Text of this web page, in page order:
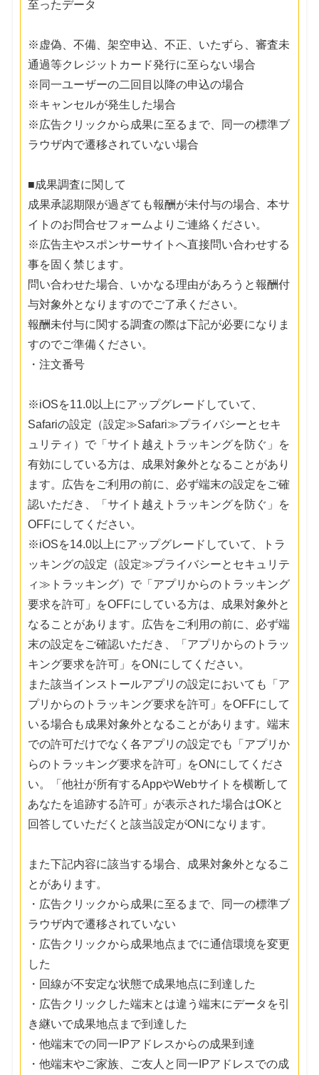
至ったデータ
※虚偽、不備、架空申込、不正、いたずら、審査未
通過等クレジットカード発行に至らない場合
※同一ユーザーの二回目以降の申込の場合
※キャンセルが発生した場合
※広告クリックから成果に至るまで、同一の標準ブ
ラウザ内で遷移されていない場合
■成果調査に関して
成果承認期限が過ぎても報酬が未付与の場合、本サ
イトのお問合せフォームよりご連絡ください。
※広告主やスポンサーサイトへ直接問い合わせする
事を固く禁じます。
問い合わせた場合、いかなる理由があろうと報酬付
与対象外となりますのでご了承ください。
報酬未付与に関する調査の際は下記が必要になりま
すのでご準備ください。
・注文番号
※iOSを11.0以上にアップグレードしていて、
Safariの設定（設定≫Safari≫プライバシーとセキ
ュリティ）で「サイト越えトラッキングを防ぐ」を
有効にしている方は、成果対象外となることがあり
ます。広告をご利用の前に、必ず端末の設定をご確
認いただき、「サイト越えトラッキングを防ぐ」を
OFFにしてください。
※iOSを14.0以上にアップグレードしていて、トラ
ッキングの設定（設定≫プライバシーとセキュリテ
ィ≫トラッキング）で「アプリからのトラッキング
要求を許可」をOFFにしている方は、成果対象外と
なることがあります。広告をご利用の前に、必ず端
末の設定をご確認いただき、「アプリからのトラッ
キング要求を許可」をONにしてください。
また該当インストールアプリの設定においても「ア
プリからのトラッキング要求を許可」をOFFにして
いる場合も成果対象外となることがあります。端末
での許可だけでなく各アプリの設定でも「アプリか
らのトラッキング要求を許可」をONにしてくださ
い。「他社が所有するAppやWebサイトを横断して
あなたを追跡する許可」が表示された場合はOKと
回答していただくと該当設定がONになります。
また下記内容に該当する場合、成果対象外となるこ
とがあります。
・広告クリックから成果に至るまで、同一の標準ブ
ラウザ内で遷移されていない
・広告クリックから成果地点までに通信環境を変更
した
・回線が不安定な状態で成果地点に到達した
・広告クリックした端末とは違う端末にデータを引
き継いで成果地点まで到達した
・他端末での同一IPアドレスからの成果到達
・他端末やご家族、ご友人と同一IPアドレスでの成